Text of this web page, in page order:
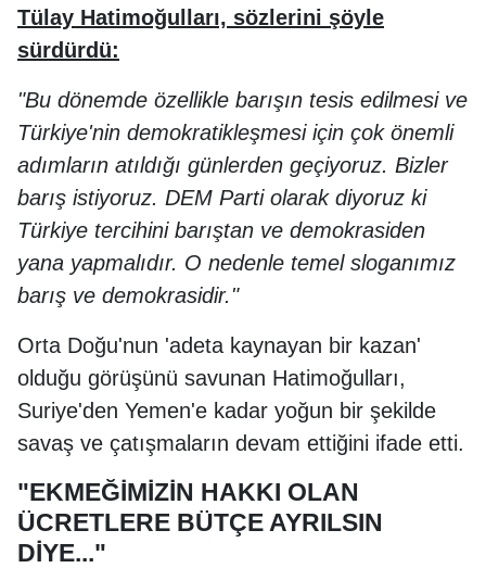
Tülay Hatimoğulları, sözlerini şöyle
sürdürdü:
"Bu dönemde özellikle barışın tesis edilmesi ve
Türkiye'nin demokratikleşmesi için çok önemli
adımların atıldığı günlerden geçiyoruz. Bizler
barış istiyoruz. DEM Parti olarak diyoruz ki
Türkiye tercihini barıştan ve demokrasiden
yana yapmalıdır. O nedenle temel sloganımız
barış ve demokrasidir."
Orta Doğu'nun 'adeta kaynayan bir kazan'
olduğu görüşünü savunan Hatimoğulları,
Suriye'den Yemen'e kadar yoğun bir şekilde
savaş ve çatışmaların devam ettiğini ifade etti.
"EKMEĞİMİZİN HAKKI OLAN
ÜCRETLERE BÜTÇE AYRILSIN
DİYE..."